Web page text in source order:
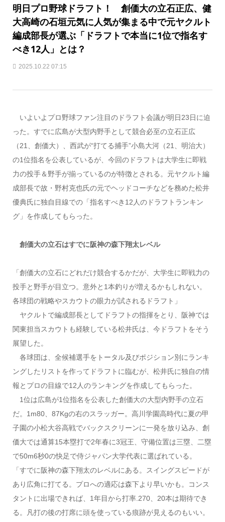
明日プロ野球ドラフト！ 創価大の立石正広、健
大高崎の石垣元気に人気が集まる中で元ヤクルト
編成部長が選ぶ「ドラフトで本当に1位で指名す
べき12人」とは？
2025.10.22 07:15
いよいよプロ野球ファン注目のドラフト会議が明日23日に迫
った。すでに広島が大型内野手として競合必至の立石正広
（21、創価大）、西武が“打てる捕手”小島大河（21、明治大）
の1位指名を公表しているが、今回のドラフトは大学生に即戦
力の投手＆野手が揃っているのが特徴とされる。元ヤクルト編
成部長で故・野村克也氏の元でヘッドコーチなどを務めた松井
優典氏に独自目線での「指名すべき12人のドラフトランキン
グ」を作成してもらった。
創価大の立石はすでに阪神の森下翔太レベル
「創価大の立石にどれだけ競合するかだが、大学生に即戦力の
投手と野手が目立つ。意外と1本釣りが増えるかもしれない。
各球団の戦略やスカウトの眼力が試されるドラフト」
ヤクルトで編成部長としてドラフトの指揮をとり、阪神では
関東担当スカウトも経験している松井氏は、今ドラフトをそう
展望した。
各球団は、全候補選手をトータル及びポジション別にランキ
ングしたリストを作ってドラフトに臨むが、松井氏に独自の情
報とプロの目線で12人のランキングを作成してもらった。
1位は広島が1位指名を公表した創価大の大型内野手の立石
だ。1m80、87Kgの右のスラッガー。高川学園高時代に夏の甲
子園の小松大谷高戦でバックスクリーンに一発を放り込み、創
価大では通算15本塁打で2年春に3冠王、守備位置は三塁、二塁
で50m6秒0の快足で侍ジャパン大学代表に選ばれている。
「すでに阪神の森下翔太のレベルにある。スイングスピードが
あり広角に打てる。プロへの適応は森下より早いかも。コンス
タントに出場できれば、1年目から打率.270、20本は期待でき
る。凡打の後の打席に頭を使っている痕跡が見えるのもいい。